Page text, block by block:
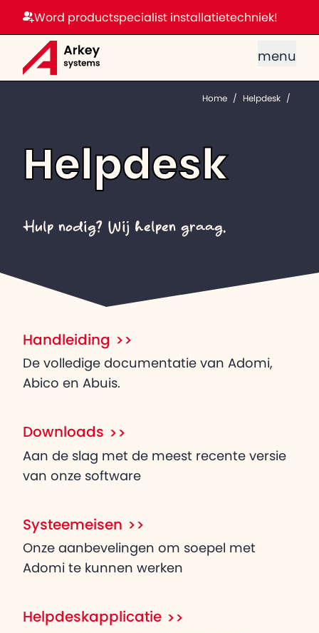
Word productspecialist installatietechniek!
menu
Home / Helpdesk /
Helpdesk
Hulp nodig? Wij helpen graag.
Handleiding
De volledige documentatie van Adomi,
Abico en Abuis.
Downloads
Aan de slag met de meest recente versie
van onze software
Systeemeisen
Onze aanbevelingen om soepel met
Adomi te kunnen werken
Helpdeskapplicatie